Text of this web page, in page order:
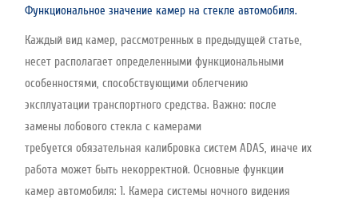
Функциональное значение камер на стекле автомобиля.
Каждый вид камер, рассмотренных в предыдущей статье,
несет располагает определенными функциональными
особенностями, способствующими облегчению
эксплуатации транспортного средства. Важно: после
замены лобового стекла с камерами
требуется обязательная калибровка систем ADAS, иначе их
работа может быть некорректной. Основные функции
камер автомобиля: 1. Камера системы ночного видения